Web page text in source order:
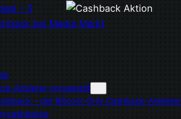
– 5
bei Media Markt
Anbieter vorgestellt
– der Bitcoin-Only Cashback-Anbieter